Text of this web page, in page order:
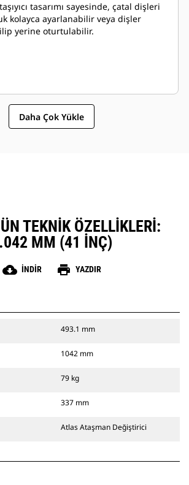
tasarımı sayesinde, çatal dişleri
kolayca ayarlanabilir veya dişler
yerine oturtulabilir.
Daha Çok Yükle
TEKNIK ÖZELLIKLERI:
MM (41 INÇ)
cloud_download İNDIR print YAZDIR
493.1 mm
1042 mm
79 kg
337 mm
Atlas Ataşman Değiştirici